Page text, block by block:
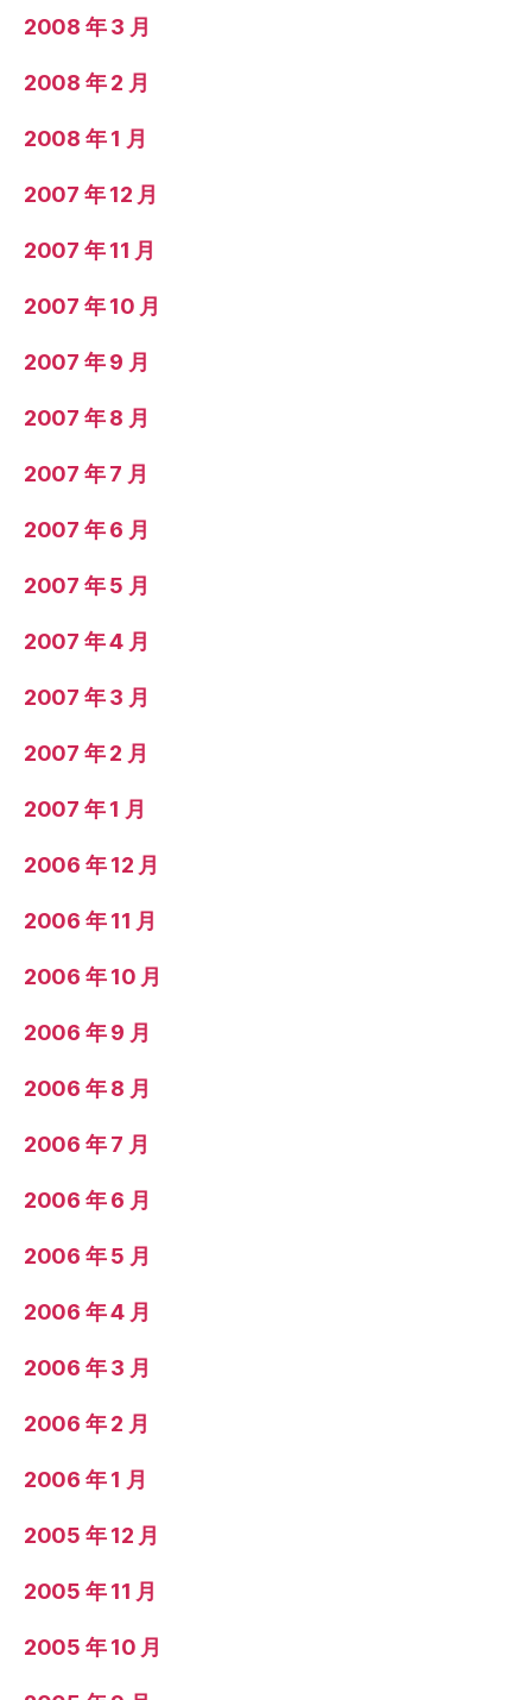
2008 年 3 月
2008 年 2 月
2008 年 1 月
2007 年 12 月
2007 年 11 月
2007 年 10 月
2007 年 9 月
2007 年 8 月
2007 年 7 月
2007 年 6 月
2007 年 5 月
2007 年 4 月
2007 年 3 月
2007 年 2 月
2007 年 1 月
2006 年 12 月
2006 年 11 月
2006 年 10 月
2006 年 9 月
2006 年 8 月
2006 年 7 月
2006 年 6 月
2006 年 5 月
2006 年 4 月
2006 年 3 月
2006 年 2 月
2006 年 1 月
2005 年 12 月
2005 年 11 月
2005 年 10 月